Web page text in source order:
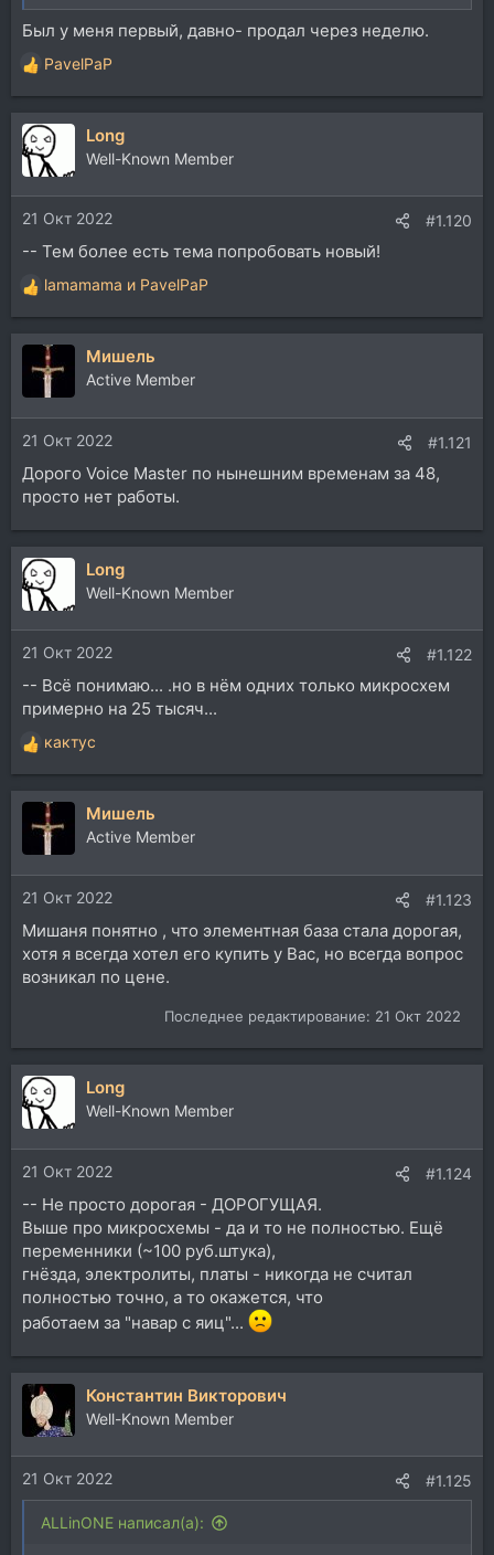
Был у меня первый, давно- продал через неделю.
Р
е
а
к
ц
и
и
:
PavelPaP
Long
Well-Known Member
21 Окт 2022 #1.120
-- Тем более есть тема попробовать новый!
Р
е
а
и
и
:
lamamama и PavelPaP
Мишель
Active Member
21 Окт 2022 #1.121
Дорого Voice Master по нынешним временам за 48,
просто нет работы.
Long
Well-Known Member
21 Окт 2022 #1.122
-- Всё понимаю... .но в нём одних только микросхем
примерно на 25 тысяч...
Р
е
а
и
и
:
кактус
Мишель
Active Member
21 Окт 2022 #1.123
Мишаня понятно , что элементная база стала дорогая,
хотя я всегда хотел его купить у Вас, но всегда вопрос
возникал по цене.
Последнее редактирование: 21 Окт 2022
Long
Well-Known Member
21 Окт 2022 #1.124
-- Не просто дорогая - ДОРОГУЩАЯ.
Выше про микросхемы - да и то не полностью. Ещё
переменники (~100 руб.штука),
гнёзда, электролиты, платы - никогда не считал
полностью точно, а то окажется, что
работаем за "навар с яиц"...
Константин Викторович
Well-Known Member
21 Окт 2022 #1.125
ALLinONE написал(а):